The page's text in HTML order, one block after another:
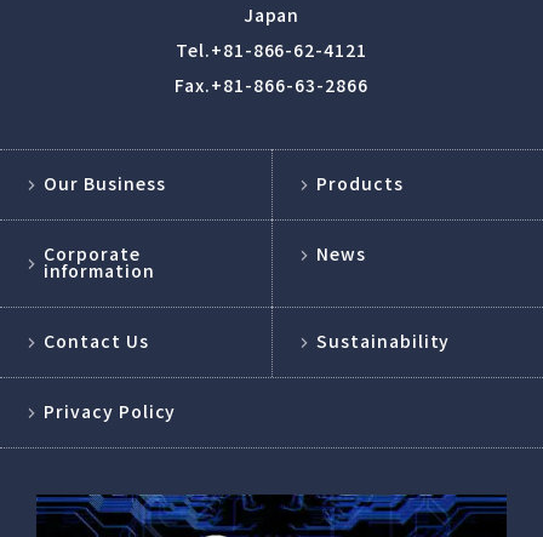
Japan
Tel.+81-866-62-4121
Fax.+81-866-63-2866
Our Business Products
Corporate
information
News
Contact Us Sustainability
Privacy Policy